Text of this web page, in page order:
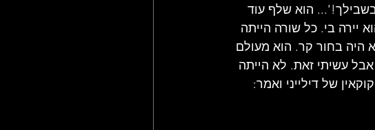
הוא שלף עוד
יירה בי. כל שורה הייתה
היה בחור קר. הוא מעולם
עשיתי זאת. לא הייתה
של דילייני ואמר: